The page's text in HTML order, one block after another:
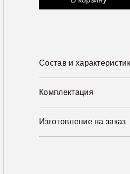
Состав и
Комплектация
Изготовление на заказ